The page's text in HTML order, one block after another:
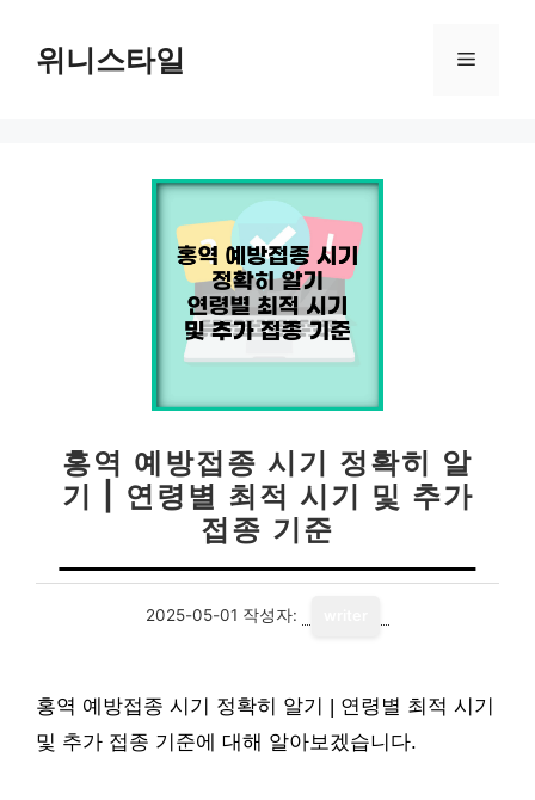
위니스타일 메
홍역 예방접종 시기 정확히 알
기 | 연령별 최적 시기 및 추가
접종 기준
2025-05-01 작성자:
홍역 예방접종 시기 정확히 알기 | 연령별 최적 시기
및 추가 접종 기준에 대해 알아보겠습니다.